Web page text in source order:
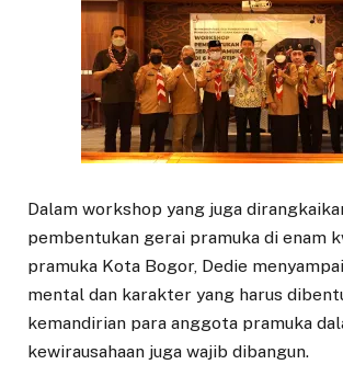
Dalam workshop yang juga
pembentukan gerai pramuka di enam
pramuka Kota Bogor, Dedie
mental dan karakter yang harus
kemandirian para anggota pramuka
kewirausahaan juga wajib dibangun.